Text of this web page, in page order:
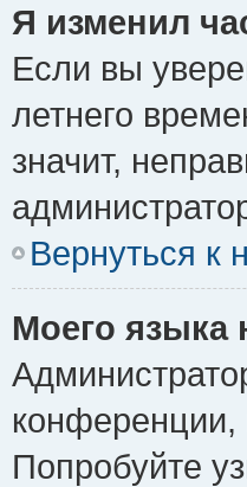
Я изменил
Если вы
летнего
значит,
Вернуться к
Моего языка
конференции,
Попробуйте